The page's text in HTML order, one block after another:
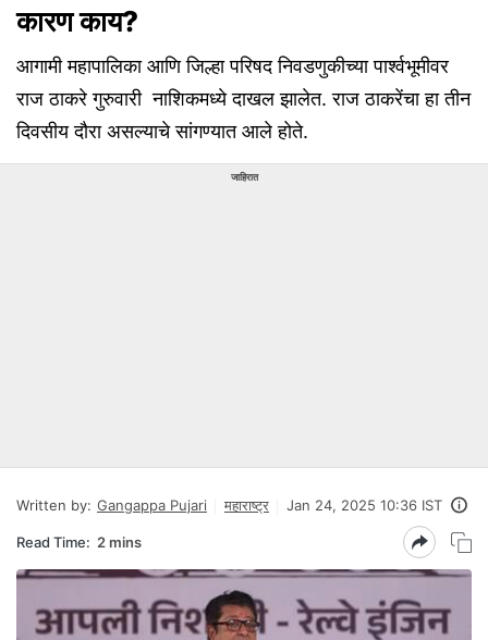
कारण काय?
आगामी महापालिका आणि जिल्हा परिषद निवडणुकीच्या पार्श्वभूमीवर
राज ठाकरे गुरुवारी नाशिकमध्ये दाखल झालेत. राज ठाकरेंचा हा तीन
दिवसीय दौरा असल्याचे सांगण्यात आले होते.
जाहिरात
Written by: Gangappa Pujari महाराष्ट्र Jan 24, 2025 10:36 IST
Read Time: 2 mins